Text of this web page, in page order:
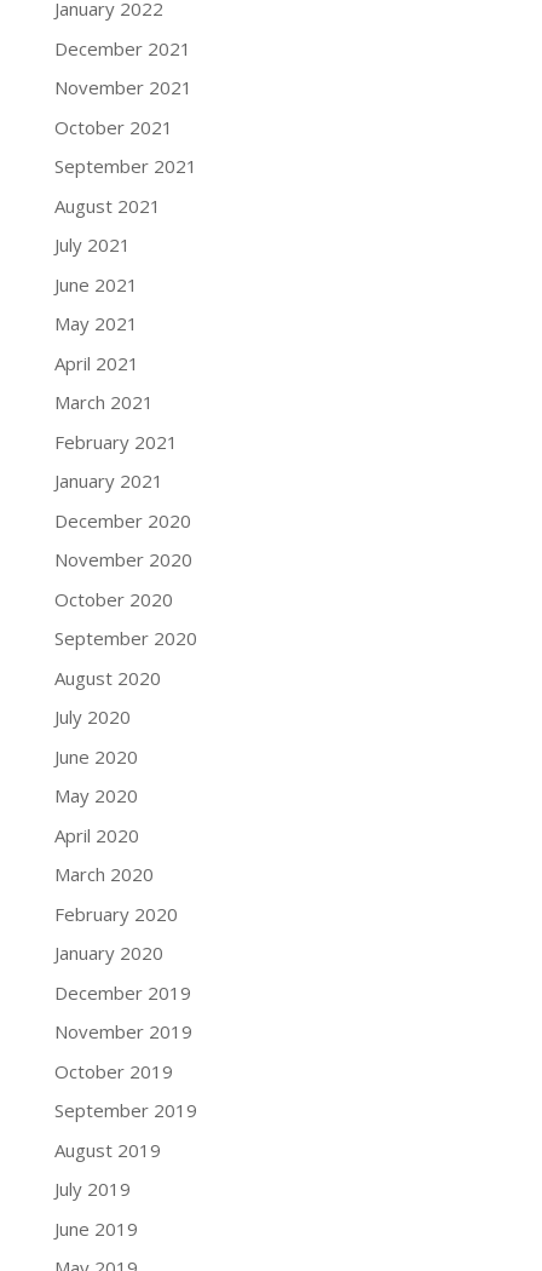
January 2022
December 2021
November 2021
October 2021
September 2021
August 2021
July 2021
June 2021
May 2021
April 2021
March 2021
February 2021
January 2021
December 2020
November 2020
October 2020
September 2020
August 2020
July 2020
June 2020
May 2020
April 2020
March 2020
February 2020
January 2020
December 2019
November 2019
October 2019
September 2019
August 2019
July 2019
June 2019